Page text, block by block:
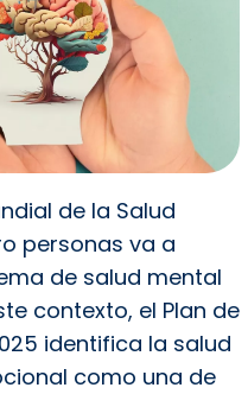
de la Salud
personas va a
de salud mental
contexto, el Plan de
identifica la salud
como una de